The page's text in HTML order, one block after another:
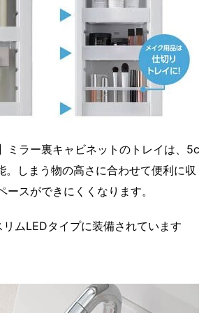
ミラー裏キャビネットのトレイは、5c
。しまう物の高さに合わせて便利に収
ースができにくくなります。
ムLEDタイプに装備されています